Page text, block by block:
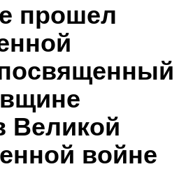
прошел
Великой
войне